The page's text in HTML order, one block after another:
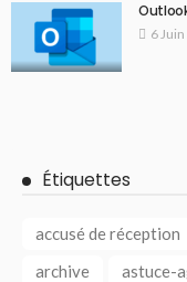
6
Étiquettes
accusé de réception
archive
astuce-